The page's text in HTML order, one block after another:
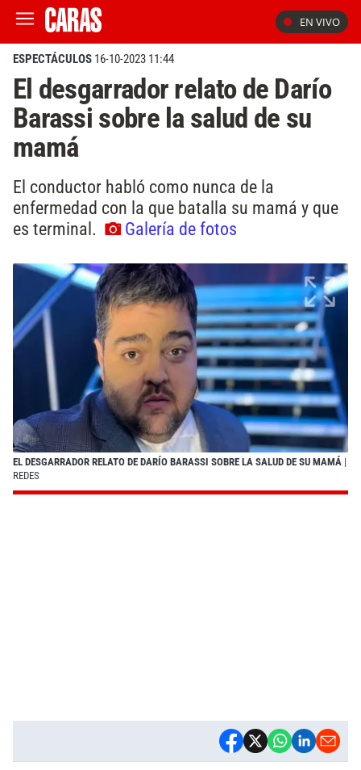
EN VIVO
ESPECTÁCULOS 16-10-2023 11:44
El desgarrador relato de Darío
Barassi sobre la salud de su
mamá
El conductor habló como nunca de la
enfermedad con la que batalla su mamá y que
es terminal.
Galería de fotos
EL DESGARRADOR RELATO DE DARÍO BARASSI SOBRE LA SALUD DE SU MAMÁ |
REDES